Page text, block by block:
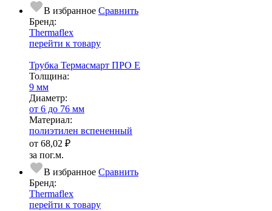
В избранное Сравнить
Бренд:
Thermaflex
перейти к товару
Трубка Термасмарт ПРО E
Тол­щи­на:
9 мм
Диаметр:
от 6 до 76 мм
Ма­­те­­ри­­ал:
полиэтилен вспененный
от 68,02 ₽
за пог.м.
В избранное Сравнить
Бренд:
Thermaflex
перейти к товару